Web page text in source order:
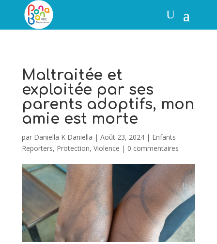
Maltraitée et
exploitée par ses
parents adoptifs, mon
amie est morte
par Daniella K Daniella | Août 23, 2024| Enfants
Reporters, Protection, Violence | 0 commentaires